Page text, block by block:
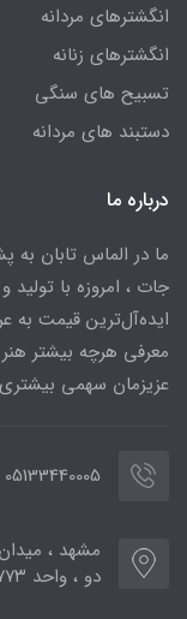
انگشترهای مردانه
انگشترهای زنانه
تسبیح های سنگی
دستبند های مردانه
درباره ما
ما در الماس تابان به
جات ، امروزه با
ایده‌آل‌ترین قیمت به
معرفی هرچه بیشتر
عزیزمان سهمی بیشتری
05133440005
دو ، واحد ۷۷۳